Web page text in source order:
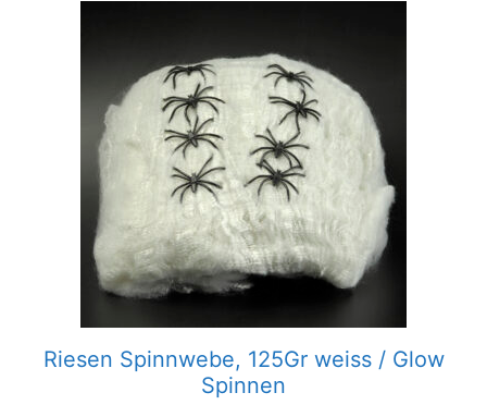
Riesen Spinnwebe, 125Gr weiss / Glow
Spinnen